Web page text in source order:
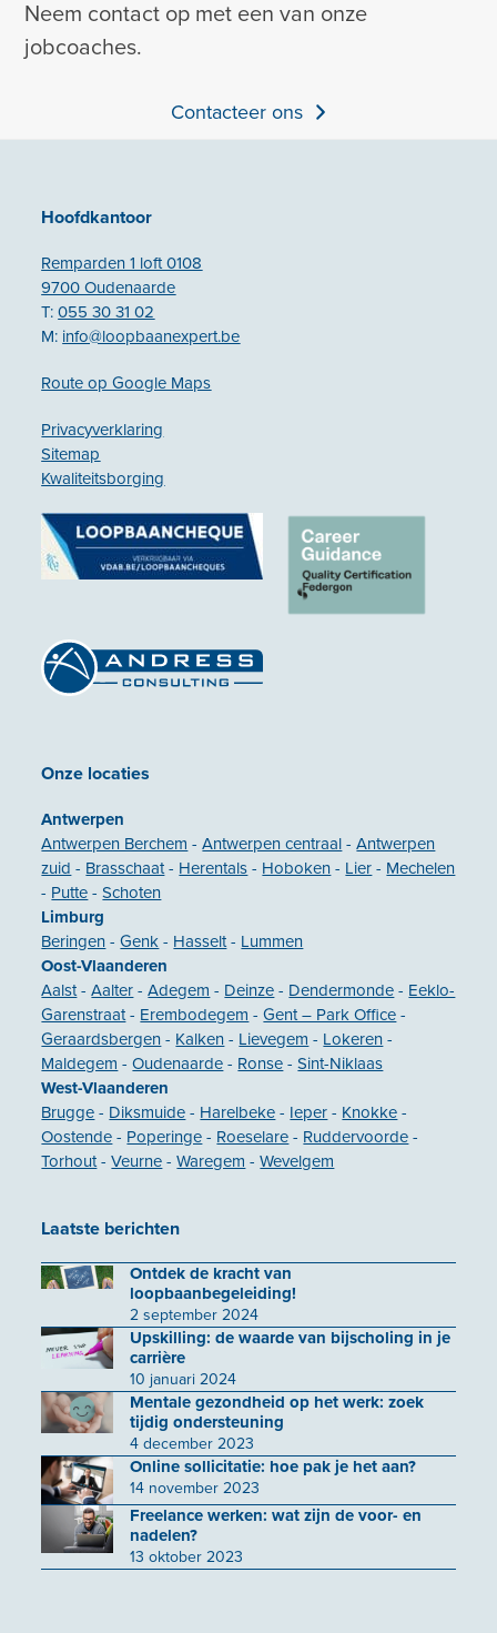
Neem contact op met een van onze
jobcoaches.
Contacteer ons
Hoofdkantoor
Remparden 1 loft 0108
9700 Oudenaarde
T:055 30 31 02
M: info@loopbaanexpert.be
Route op Google Maps
Privacyverklaring
Sitemap
Kwaliteitsborging
Onze locaties
Antwerpen
Antwerpen Berchem -Antwerpen centraal -Antwerpen
zuid - Brasschaat- Herentals - Hoboken - Lier - Mechelen
- Putte -Schoten
Limburg
Beringen -Genk - Hasselt- Lummen
Oost-Vlaanderen
Aalst-Aalter -Adegem - Deinze - Dendermonde - Eeklo-
Garenstraat- Erembodegem -Gent – Park Office -
Geraardsbergen - Kalken - Lievegem - Lokeren -
Maldegem -Oudenaarde - Ronse -Sint-Niklaas
West-Vlaanderen
Brugge - Diksmuide - Harelbeke - Ieper - Knokke -
Oostende - Poperinge - Roeselare - Ruddervoorde -
Torhout-Veurne -Waregem -Wevelgem
Laatste berichten
Ontdek de kracht van
loopbaanbegeleiding!
2 september 2024
Upskilling: de waarde van bijscholing in je
carrière
10 januari 2024
Mentale gezondheid op het werk: zoek
tijdig ondersteuning
4 december 2023
Online sollicitatie: hoe pak je het aan?
14 november 2023
Freelance werken: wat zijn de voor- en
nadelen?
13 oktober 2023